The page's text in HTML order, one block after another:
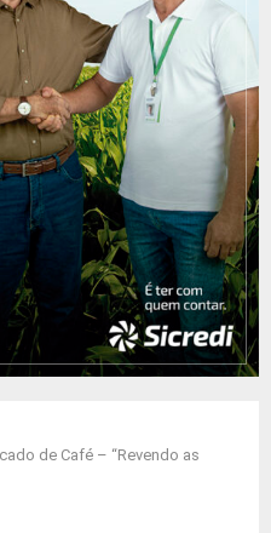
de Café – “Revendo as